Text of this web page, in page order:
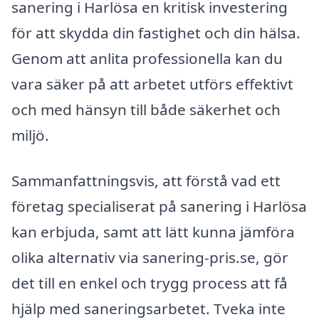
sanering i Harlösa en kritisk investering
för att skydda din fastighet och din hälsa.
Genom att anlita professionella kan du
vara säker på att arbetet utförs effektivt
och med hänsyn till både säkerhet och
miljö.
Sammanfattningsvis, att förstå vad ett
företag specialiserat på sanering i Harlösa
kan erbjuda, samt att lätt kunna jämföra
olika alternativ via sanering-pris.se, gör
det till en enkel och trygg process att få
hjälp med saneringsarbetet. Tveka inte